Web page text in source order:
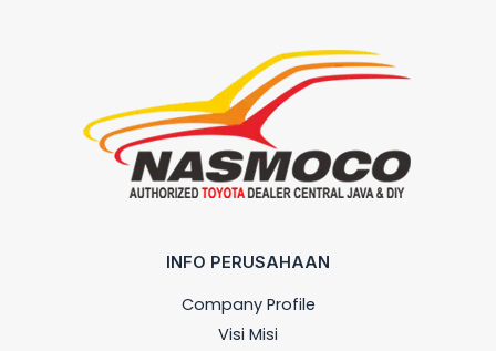
INFO PERUSAHAAN
Company Profile
Visi Misi